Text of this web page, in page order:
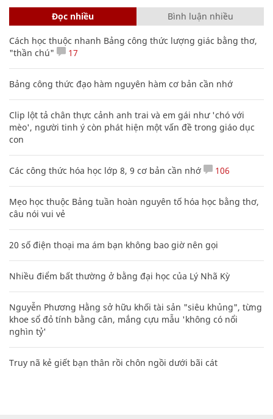
Đọc nhiều Bình luận nhiều
Cách học thuộc nhanh Bảng công thức lượng giác bằng thơ,
"thần chú"
17
Bảng công thức đạo hàm nguyên hàm cơ bản cần nhớ
Clip lột tả chân thực cảnh anh trai và em gái như 'chó với
mèo', người tinh ý còn phát hiện một vấn đề trong giáo dục
con
Các công thức hóa học lớp 8, 9 cơ bản cần nhớ 106
Mẹo học thuộc Bảng tuần hoàn nguyên tố hóa học bằng thơ,
câu nói vui vẻ
20 số điện thoại ma ám bạn không bao giờ nên gọi
Nhiều điểm bất thường ở bằng đại học của Lý Nhã Kỳ
Nguyễn Phương Hằng sở hữu khối tài sản "siêu khủng", từng
khoe sổ đỏ tính bằng cân, mắng cựu mẫu 'không có nổi
nghìn tỷ'
Truy nã kẻ giết bạn thân rồi chôn ngồi dưới bãi cát